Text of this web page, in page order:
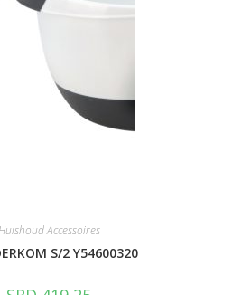
Accessoires
S/2 Y54600320